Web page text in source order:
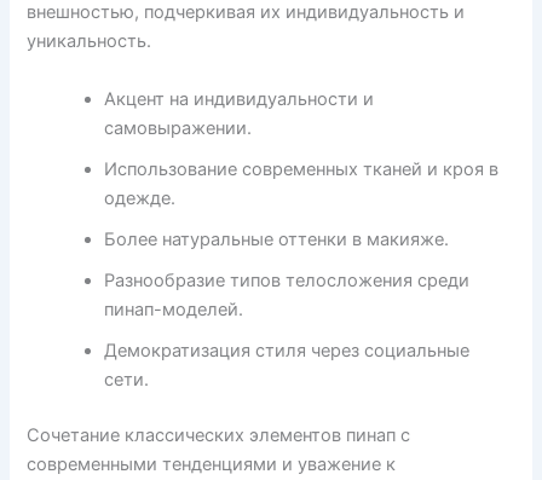
внешностью, подчеркивая их индивидуальность и
уникальность.
Акцент на индивидуальности и
самовыражении.
Использование современных тканей и кроя в
одежде.
Более натуральные оттенки в макияже.
Разнообразие типов телосложения среди
пинап-моделей.
Демократизация стиля через социальные
сети.
Сочетание классических элементов пинап с
современными тенденциями и уважение к